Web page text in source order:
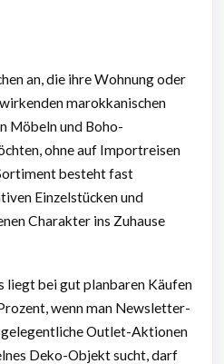
an, die ihre Wohnung oder
marokkanischen
Möbeln und Boho-
ohne auf Importreisen
besteht fast
Einzelstücken und
Charakter ins Zuhause
liegt bei gut planbaren Käufen
wenn man Newsletter-
Outlet-Aktionen
Deko-Objekt sucht, darf